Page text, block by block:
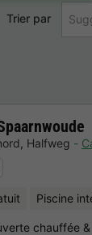
Trier par
, Halfweg
Piscine
chauffée